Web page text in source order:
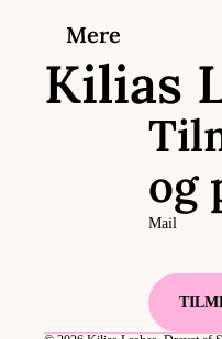
Mere
Kilias
og
Mail